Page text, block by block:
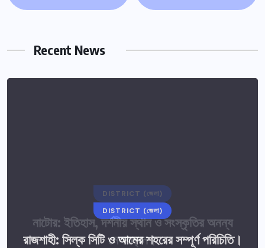
Recent News
DISTRICT (জেলা)
রাজশাহী: সিল্ক সিটি ও আমের শহরের সম্পূর্ণ পরিচিতি।
DISTRICT (জেলা)
নাটোর: ইতিহাস, দর্শনীয় স্থান ও সংস্কৃতির অনন্য
মেলবন্ধন।